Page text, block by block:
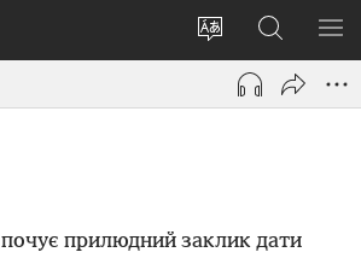
Змінити
мову
сайту
Увійти
(відкривається
новому
Пошук
на
сайті
почує прилюдний заклик дати